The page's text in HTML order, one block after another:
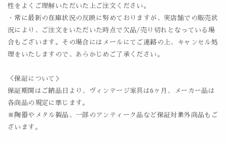
性をよくご理解いただいた上ご注文ください。
・常に最新の在庫状況の反映に努めておりますが、実店舗での販売状
況により、ご注文をいただいた時点で欠品/売り切れとなっている場
合もございます。その場合にはメールにてご連絡の上、キャンセル処
理をいたしますので、あらかじめご了承ください。
＜保証について＞
保証期間はご納品日より、ヴィンテージ家具は6ヶ月、メーカー品は
各商品の規定に準じます。
※陶器やメタル製品、一部のアンティーク品など保証対象外商品もご
ざいます。